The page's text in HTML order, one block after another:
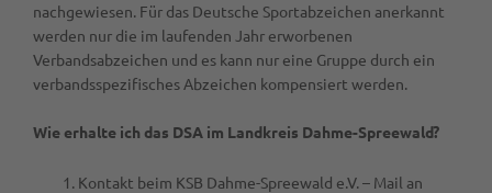
nachgewiesen. Für das Deutsche Sportabzeichen anerkannt
werden nur die im laufenden Jahr erworbenen
Verbandsabzeichen und es kann nur eine Gruppe durch ein
verbandsspezifisches Abzeichen kompensiert werden.
Wie erhalte ich das DSA im Landkreis Dahme-Spreewald?
Kontakt beim KSB Dahme-Spreewald e.V. – Mail an